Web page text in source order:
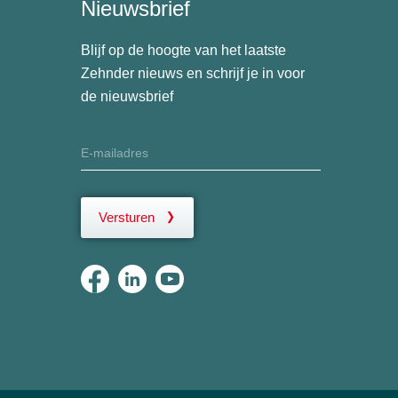
Nieuwsbrief
Blijf op de hoogte van het laatste
Zehnder nieuws en schrijf je in voor
de nieuwsbrief
Versturen